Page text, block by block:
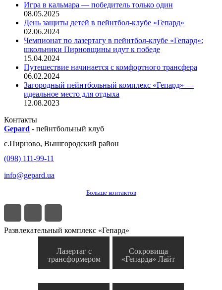
Игра в кальмара — победитель только один
08.05.2025
День защиты детей в пейнтбол-клубе «Гепард»
02.06.2024
Чемпионат по лазертагу в пейнтбол-клубе «Гепард»:
школьники Пирновщины идут к победе
15.04.2024
Путешествие начинается с комфортного трансфера
06.02.2024
Загородный пейнтбольный комплекс «Гепард» —
идеальное место для отдыха
12.08.2023
Контакты
Gepard - пейнтбольный клуб
с.Пирново, Вышгородский район
(098) 111-99-11
info@gepard.ua
Больше контактов
Развлекательный комплекс «Гепард»
Лазертаг с
трансформером
Сокровища
«Гепарда» Лайт